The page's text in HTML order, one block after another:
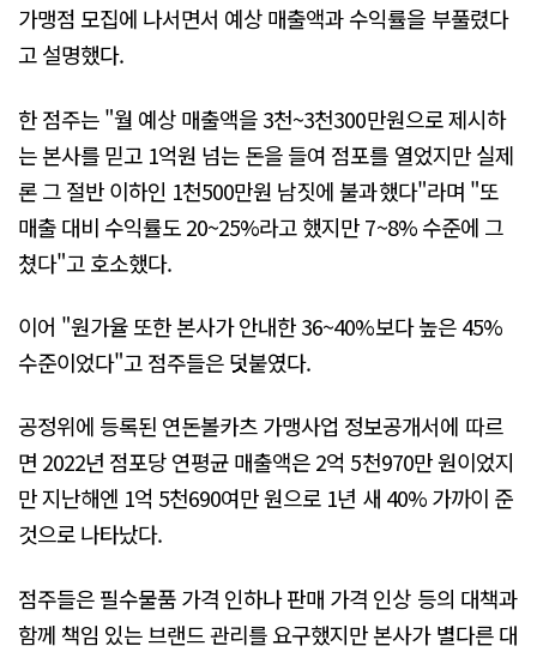
가맹점 모집에 나서면서 예상 매출액과 수익률을 부풀렸다
고 설명했다.
한 점주는 "월 예상 매출액을 3천~3천300만원으로 제시하
는 본사를 믿고 1억원 넘는 돈을 들여 점포를 열었지만 실제
론 그 절반 이하인 1천500만원 남짓에 불과했다"라며 "또
매출 대비 수익률도 20~25%라고 했지만 7~8% 수준에 그
쳤다"고 호소했다.
이어 "원가율 또한 본사가 안내한 36~40%보다 높은 45%
수준이었다"고 점주들은 덧붙였다.
공정위에 등록된 연돈볼카츠 가맹사업 정보공개서에 따르
면 2022년 점포당 연평균 매출액은 2억 5천970만 원이었지
만 지난해엔 1억 5천690여만 원으로 1년 새 40% 가까이 준
것으로 나타났다.
점주들은 필수물품 가격 인하나 판매 가격 인상 등의 대책과
함께 책임 있는 브랜드 관리를 요구했지만 본사가 별다른 대